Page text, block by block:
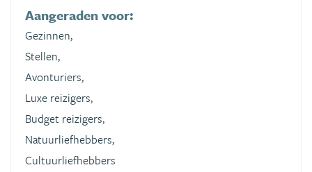
Aangeraden voor:
Gezinnen,
Stellen,
Avonturiers,
Luxe reizigers,
Budget reizigers,
Natuurliefhebbers,
Cultuurliefhebbers